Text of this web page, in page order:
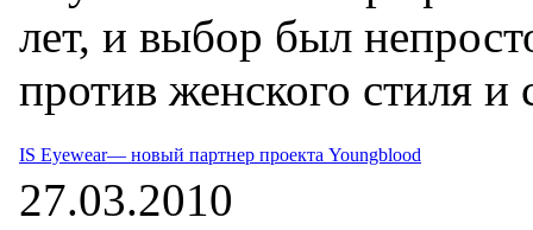
лет, и выбор был
против женского стиля и
IS Eyewear— новый партнер проекта Youngblood
27.03.2010